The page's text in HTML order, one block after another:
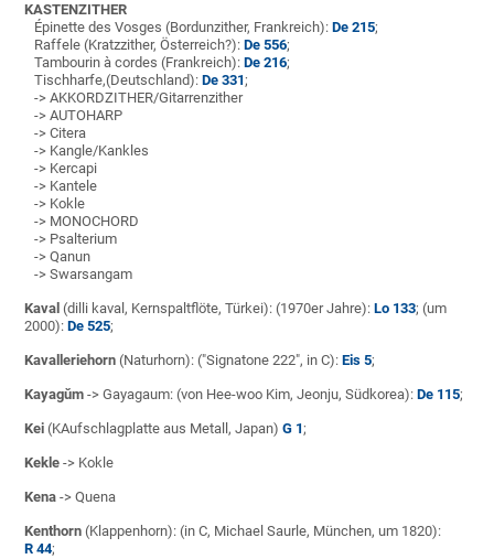
KASTENZITHER
Épinette des Vosges (Bordunzither, Frankreich):De 215;
Raffele (Kratzzither, Österreich?):De 556;
Tambourin à cordes (Frankreich):De 216;
Tischharfe,(Deutschland):De 331;
-> AKKORDZITHER/Gitarrenzither
-> AUTOHARP
-> Citera
-> Kangle/Kankles
-> Kercapi
-> Kantele
-> Kokle
-> MONOCHORD
-> Psalterium
-> Qanun
-> Swarsangam
Kaval (dilli kaval, Kernspaltflöte, Türkei): (1970er Jahre):Lo 133; (um
2000):De 525;
Kavalleriehorn (Naturhorn): ("Signatone 222", in C):Eis 5;
Kayagŭm -> Gayagaum: (von Hee-woo Kim, Jeonju, Südkorea):De 115;
Kei (KAufschlagplatte aus Metall, Japan)G 1;
Kekle -> Kokle
Kena -> Quena
Kenthorn (Klappenhorn): (in C, Michael Saurle, München, um 1820):
R 44;